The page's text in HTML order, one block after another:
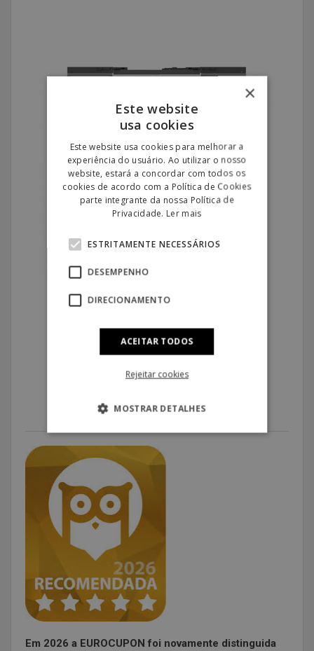
RESERVE JÁ
Em 2026 a EUROCUPON foi novamente distinguida
×
Este website
usa cookies
Este website usa cookies para melhorar a
experiência do usuário. Ao utilizar o nosso
website, estará a concordar com todos os
cookies de acordo com a Política de Cookies
parte integrante da nossa Política de
Privacidade. Ler mais
ESTRITAMENTE NECESSÁRIOS
DESEMPENHO
DIRECIONAMENTO
ACEITAR TODOS
Rejeitar cookies
MOSTRAR DETALHES